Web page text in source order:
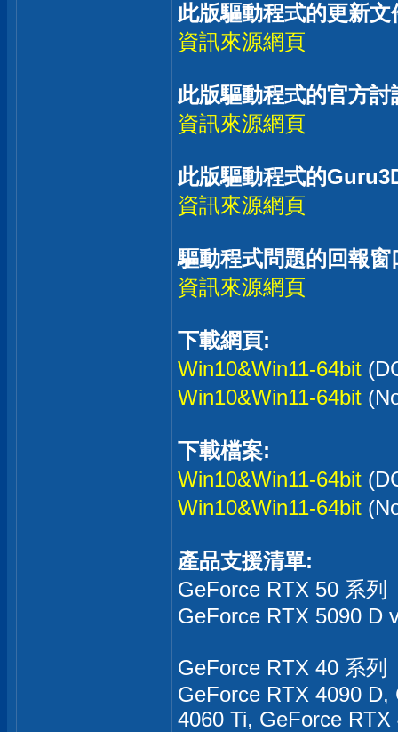
此版驅動程式的更新文
資訊來源網頁
此版驅動程式的官方討
資訊來源網頁
此版驅動程式的
資訊來源網頁
驅動程式問題的回報窗
資訊來源網頁
下載網頁:
Win10&Win11-64bit
Win10&Win11-64bit
下載檔案:
Win10&Win11-64bit
Win10&Win11-64bit
產品支援清單:
GeForce RTX 50 系列
GeForce RTX 5090 D
GeForce RTX 40 系列
GeForce RTX 4090
4060 Ti, GeForce RTX